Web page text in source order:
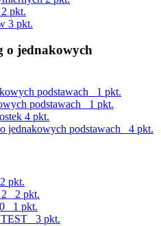
2 pkt.
3 pkt.
o jednakowych
podstawach
1 pkt.
podstawach
1 pkt.
4 pkt.
jednakowych podstawach
4 pkt.
2 pkt.
2 pkt.
1 pkt.
3 pkt.